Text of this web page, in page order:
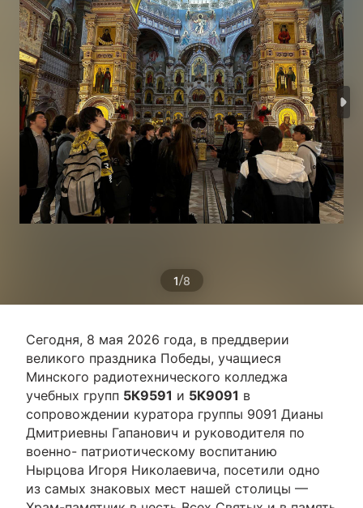
1/8
Сегодня, 8 мая 2026 года, в преддверии
великого праздника Победы, учащиеся
Минского радиотехнического колледжа
учебных групп 5К9591 и 5К9091 в
сопровождении куратора группы 9091 Дианы
Дмитриевны Гапанович и руководителя по
военно- патриотическому воспитанию
Нырцова Игоря Николаевича, посетили одно
из самых знаковых мест нашей столицы —